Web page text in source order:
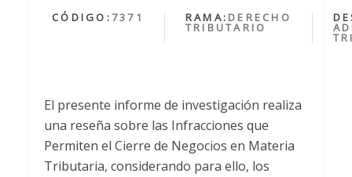
CÓDIGO: 7371 RAMA: DERECHO
TRIBUTARIO
El presente informe de investigación realiza
una reseña sobre las Infracciones que
Permiten el Cierre de Negocios en Materia
Tributaria, considerando para ello, los